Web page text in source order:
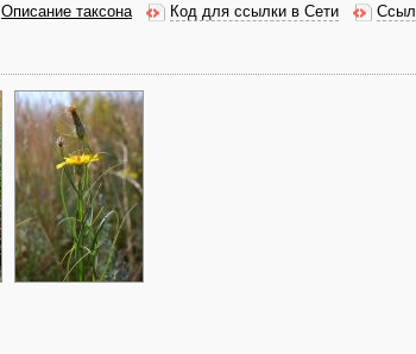
Описание таксона Код для ссылки в Сети